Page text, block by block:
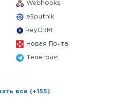
Webhooks
eSputnik
keyCRM
Новая Почта
Телеграм
все (+155)